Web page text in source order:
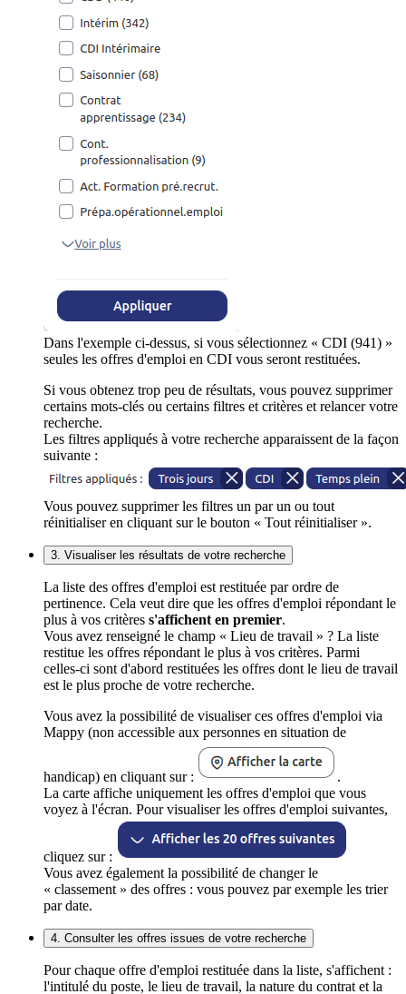
Dans l'exemple ci-dessus, si vous sélectionnez « CDI (941) »
seules les offres d'emploi en CDI vous seront restituées.
Si vous obtenez trop peu de résultats, vous pouvez supprimer
certains mots-clés ou certains filtres et critères et relancer votre
recherche.
Les filtres appliqués à votre recherche apparaissent de la façon
suivante :
Vous pouvez supprimer les filtres un par un ou tout
réinitialiser en cliquant sur le bouton « Tout réinitialiser ».
3. Visualiser les résultats de votre recherche
La liste des offres d'emploi est restituée par ordre de
pertinence. Cela veut dire que les offres d'emploi répondant le
plus à vos critères s'affichent en premier.
Vous avez renseigné le champ « Lieu de travail » ? La liste
restitue les offres répondant le plus à vos critères. Parmi
celles-ci sont d'abord restituées les offres dont le lieu de travail
est le plus proche de votre recherche.
Vous avez la possibilité de visualiser ces offres d'emploi via
Mappy (non accessible aux personnes en situation de
handicap) en cliquant sur :
.
La carte affiche uniquement les offres d'emploi que vous
voyez à l'écran. Pour visualiser les offres d'emploi suivantes,
cliquez sur :
Vous avez également la possibilité de changer le
« classement » des offres : vous pouvez par exemple les trier
par date.
4. Consulter les offres issues de votre recherche
Pour chaque offre d'emploi restituée dans la liste, s'affichent :
l'intitulé du poste, le lieu de travail, la nature du contrat et la